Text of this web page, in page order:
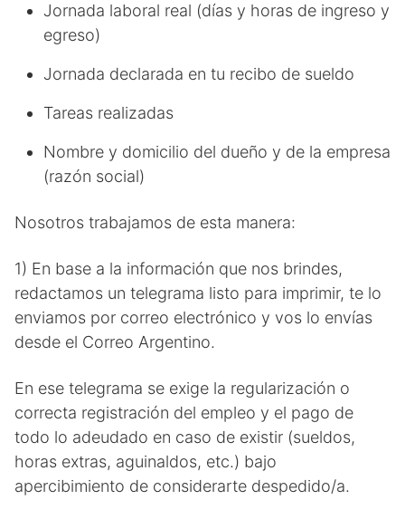
Jornada laboral real (días y horas de ingreso y
egreso)
Jornada declarada en tu recibo de sueldo
Tareas realizadas
Nombre y domicilio del dueño y de la empresa
(razón social)
Nosotros trabajamos de esta manera:
1) En base a la información que nos brindes,
redactamos un telegrama listo para imprimir, te lo
enviamos por correo electrónico y vos lo envías
desde el Correo Argentino.
En ese telegrama se exige la regularización o
correcta registración del empleo y el pago de
todo lo adeudado en caso de existir (sueldos,
horas extras, aguinaldos, etc.) bajo
apercibimiento de considerarte despedido/a.